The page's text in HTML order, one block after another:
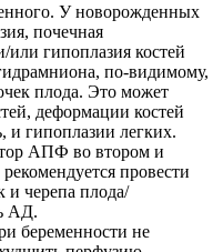
У новорожденных
почечная
или гипоплазия костей
по-видимому,
плода. Это может
деформации костей
и гипоплазии легких.
АПФ во втором и
провести
и черепа плода/
АД.
беременности не